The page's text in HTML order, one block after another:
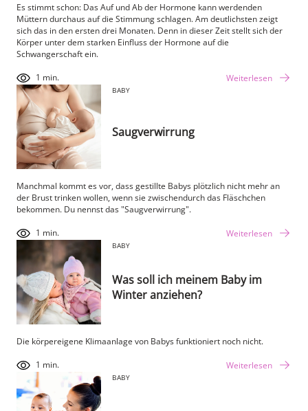
Es stimmt schon: Das Auf und Ab der Hormone kann werdenden
Müttern durchaus auf die Stimmung schlagen. Am deutlichsten zeigt
sich das in den ersten drei Monaten. Denn in dieser Zeit stellt sich der
Körper unter dem starken Einfluss der Hormone auf die
Schwangerschaft ein.
Weiterlesen
1 min.
BABY
Saugverwirrung
Manchmal kommt es vor, dass gestillte Babys plötzlich nicht mehr an
der Brust trinken wollen, wenn sie zwischendurch das Fläschchen
bekommen. Du nennst das "Saugverwirrung".
Weiterlesen
1 min.
BABY
Was soll ich meinem Baby im
Winter anziehen?
Die körpereigene Klimaanlage von Babys funktioniert noch nicht.
Weiterlesen
1 min.
BABY